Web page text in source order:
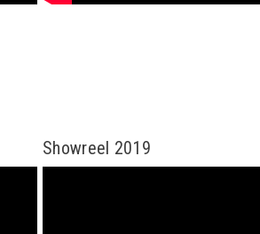
Showreel 2019